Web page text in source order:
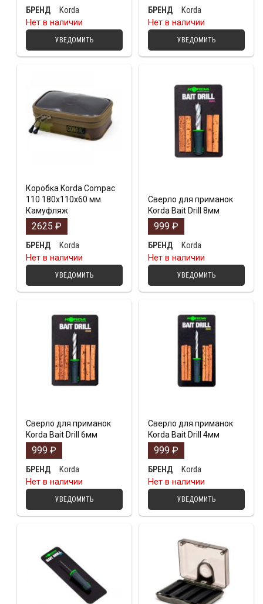
БРЕНД
Korda
Нет в наличии
УВЕДОМИТЬ
БРЕНД
Korda
Нет в наличии
УВЕДОМИТЬ
Коробка Korda Compac
110 180x110x60 мм.
Камуфляж
2625 ₽
БРЕНД
Korda
Нет в наличии
УВЕДОМИТЬ
Сверло для приманок
Korda Bait Drill 8мм
999 ₽
БРЕНД
Korda
Нет в наличии
УВЕДОМИТЬ
Сверло для приманок
Korda Bait Drill 6мм
999 ₽
БРЕНД
Korda
Нет в наличии
УВЕДОМИТЬ
Сверло для приманок
Korda Bait Drill 4мм
999 ₽
БРЕНД
Korda
Нет в наличии
УВЕДОМИТЬ